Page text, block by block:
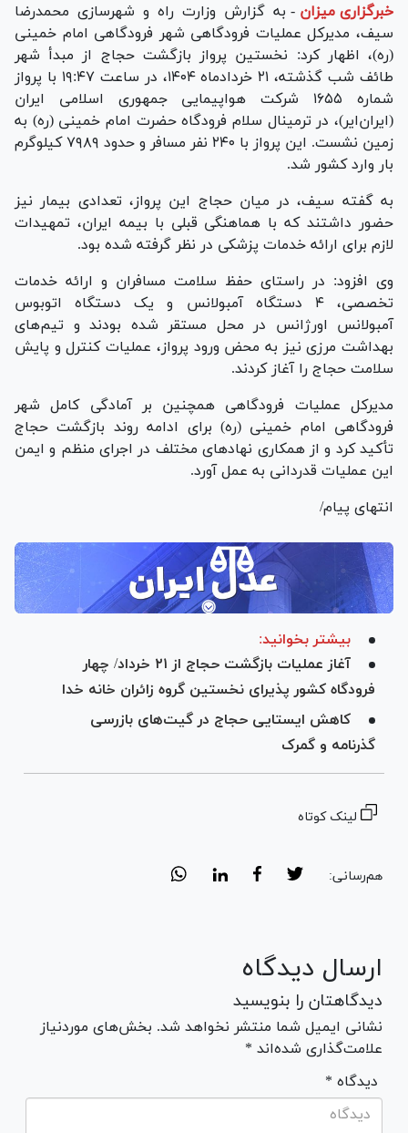
خبرگزاری میزان - به گزارش وزارت راه و شهرسازی محمدرضا
سیف، مدیرکل عملیات فرودگاهی شهر فرودگاهی امام خمینی
(ره)، اظهار کرد: نخستین پرواز بازگشت حجاج از مبدأ شهر
طائف شب گذشته، ۲۱ خردادماه ۱۴۰۴، در ساعت ۱۹:۴۷ با پرواز
شماره ۱۶۵۵ شرکت هواپیمایی جمهوری اسلامی ایران
(ایران‌ایر)، در ترمینال سلام فرودگاه حضرت امام خمینی (ره) به
زمین نشست. این پرواز با ۲۴۰ نفر مسافر و حدود ۷۹۸۹ کیلوگرم
بار وارد کشور شد.
به گفته سیف، در میان حجاج این پرواز، تعدادی بیمار نیز
حضور داشتند که با هماهنگی قبلی با بیمه ایران، تمهیدات
لازم برای ارائه خدمات پزشکی در نظر گرفته شده بود.
وی افزود: در راستای حفظ سلامت مسافران و ارائه خدمات
تخصصی، ۴ دستگاه آمبولانس و یک دستگاه اتوبوس
آمبولانس اورژانس در محل مستقر شده بودند و تیم‌های
بهداشت مرزی نیز به محض ورود پرواز، عملیات کنترل و پایش
سلامت حجاج را آغاز کردند.
مدیرکل عملیات فرودگاهی همچنین بر آمادگی کامل شهر
فرودگاهی امام خمینی (ره) برای ادامه روند بازگشت حجاج
تأکید کرد و از همکاری نهاد‌های مختلف در اجرای منظم و ایمن
این عملیات قدردانی به عمل آورد.
انتهای پیام/
بیشتر بخوانید:
آغاز عملیات بازگشت حجاج از ۲۱ خرداد/ چهار
فرودگاه کشور پذیرای نخستین گروه زائران خانه خدا
کاهش ایستایی حجاج در گیت‌های بازرسی
گذرنامه و گمرک
لینک کوتاه
هم‌رسانی:
ارسال دیدگاه
دیدگاهتان را بنویسید
نشانی ایمیل شما منتشر نخواهد شد. بخش‌های موردنیاز
علامت‌گذاری شده‌اند *
* دیدگاه